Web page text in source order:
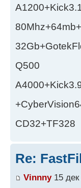
Q500
CD32+TF328
Re:
Vinnny15 дек